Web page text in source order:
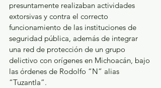
presuntamente realizaban actividades
extorsivas y contra el correcto
funcionamiento de las instituciones de
seguridad pública, además de integrar
una red de protección de un grupo
delictivo con orígenes en Michoacán, bajo
las órdenes de Rodolfo “N” alias
“Tuzantla”.